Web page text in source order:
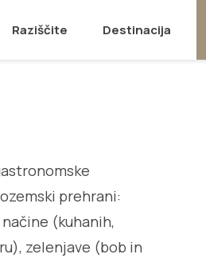
Raziščite Destinacija
prehrani:
(kuhanih,
zelenjave (bob in